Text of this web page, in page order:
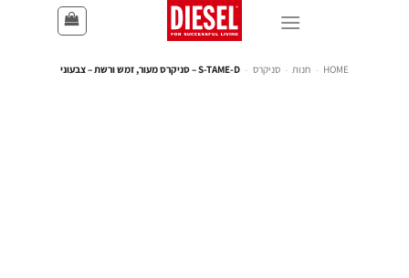
HOME
- חנות - סניקרס - S-TAME-D – סניקרס מעור, זמש ורשת – צבעוני